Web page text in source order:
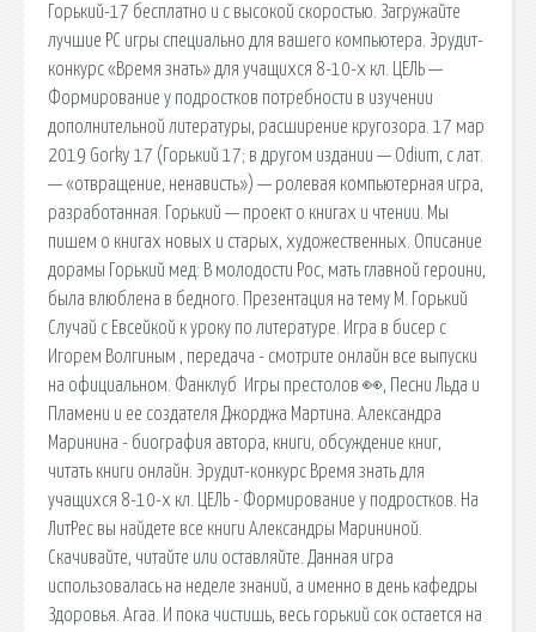
Горький-17 бесплатно и с высокой скоростью. Загружайте
лучшие PC игры специально для вашего компьютера. Эрудит-
конкурс «Время знать» для учащихся 8-10-х кл. ЦЕЛЬ —
Формирование у подростков потребности в изучении
дополнительной литературы, расширение кругозора. 17 мар
2019 Gorky 17 (Горький 17; в другом издании — Odium, с лат.
— «отвращение, ненависть») — ролевая компьютерная игра,
разработанная. Горький — проект о книгах и чтении. Мы
пишем о книгах новых и старых, художественных. Описание
дорамы Горький мед: В молодости Рос, мать главной героини,
была влюблена в бедного. Презентация на тему М. Горький
Случай с Евсейкой к уроку по литературе. Игра в бисер с
Игорем Волгиным , передача - смотрите онлайн все выпуски
на официальном. Фанклуб ️ Игры престолов 👀, Песни Льда и
Пламени и ее создателя Джорджа Мартина. Александра
Маринина - биография автора, книги, обсуждение книг,
читать книги онлайн. Эрудит-конкурс Время знать для
учащихся 8-10-х кл. ЦЕЛЬ - Формирование у подростков. На
ЛитРес вы найдете все книги Александры Марининой.
Скачивайте, читайте или оставляйте. Данная игра
использовалась на неделе знаний, а именно в день кафедры
Здоровья. Агаа. И пока чистишь, весь горький сок остается на